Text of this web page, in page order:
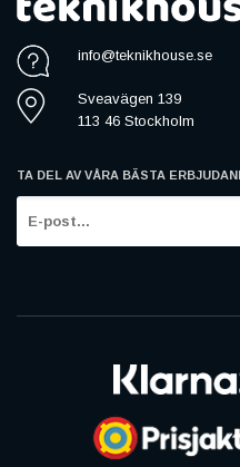
info@teknikhouse.se
Sveavägen 139
113 46 Stockholm
TA DEL AV VÅRA BÄSTA